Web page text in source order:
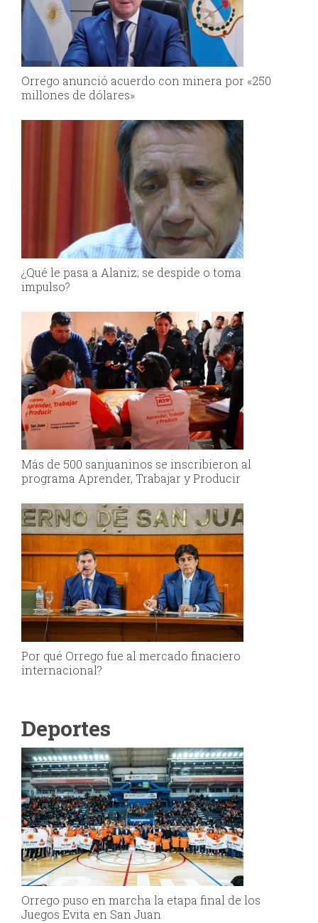
Orrego anunció acuerdo con minera por «250
millones de dólares»
¿Qué le pasa a Alaniz; se despide o toma
impulso?
Más de 500 sanjuaninos se inscribieron al
programa Aprender, Trabajar y Producir
Por qué Orrego fue al mercado finaciero
internacional?
Deportes
Orrego puso en marcha la etapa final de los
Juegos Evita en San Juan